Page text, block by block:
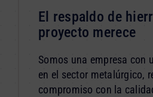
El respaldo de
proyecto merece
Somos una empresa con
en el sector metalúrgico,
compromiso con la